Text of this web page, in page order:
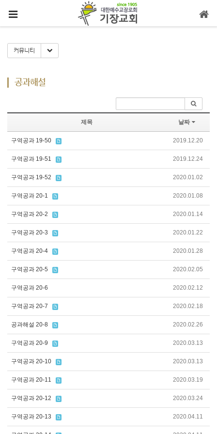
커뮤니티 Toggle Dropdown
공과해설
제목 날짜
구역공과 19-50 2019.12.20
구역공과 19-51 2019.12.24
구역공과 19-52 2020.01.02
구역공과 20-1 2020.01.08
구역공과 20-2 2020.01.14
구역공과 20-3 2020.01.22
구역공과 20-4 2020.01.28
구역공과 20-5 2020.02.05
구역공과 20-6 2020.02.12
구역공과 20-7 2020.02.18
공과해설 20-8 2020.02.26
구역공과 20-9 2020.03.13
구역공과 20-10 2020.03.13
구역공과 20-11 2020.03.19
구역공과 20-12 2020.03.24
구역공과 20-13 2020.04.11